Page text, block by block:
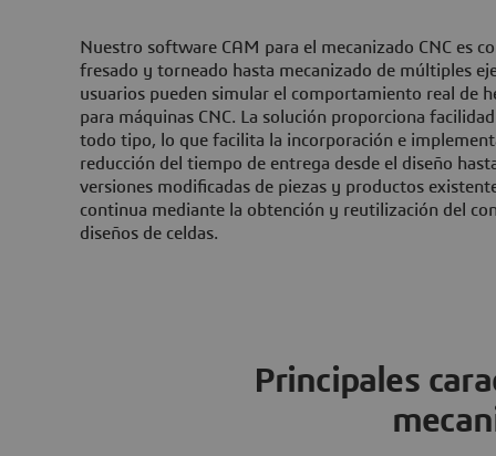
Nuestro software CAM para el mecanizado CNC es
fresado y torneado hasta mecanizado de múltiples
usuarios pueden simular el comportamiento real de
para máquinas CNC. La solución proporciona
todo tipo, lo que facilita la incorporación e
reducción del tiempo de entrega desde el diseño
versiones modificadas de piezas y productos
continua mediante la obtención y reutilización del
diseños de celdas.
Principales